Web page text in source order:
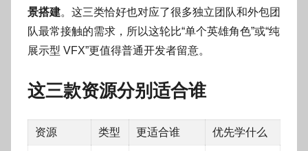
景搭建。这三类恰好也对应了很多独立团队和外包团
队最常接触的需求，所以这轮比“单个英雄角色”或“纯
展示型 VFX”更值得普通开发者留意。
这三款资源分别适合谁
资源 类型 更适合谁 优先学什么